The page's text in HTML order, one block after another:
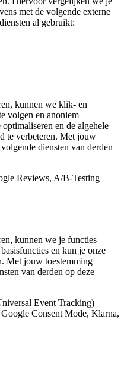
met de volgende externe
al gebruikt:
kunnen we klik- en
volgen en anoniem
en de algehele
te verbeteren. Met jouw
diensten van derden
Reviews, A/B-Testing
kunnen we je functies
en kun je onze
Met jouw toestemming
van derden op deze
Event Tracking)
Consent Mode, Klarna,